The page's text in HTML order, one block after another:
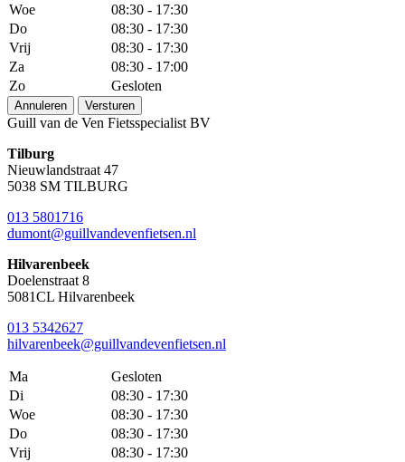
Woe
08:30 - 17:30
Do
08:30 - 17:30
Vrij
08:30 - 17:30
Za
08:30 - 17:00
Zo
Gesloten
Annuleren Versturen
Guill van de Ven Fietsspecialist BV
Tilburg
Nieuwlandstraat 47
5038 SM TILBURG
013 5801716
dumont@guillvandevenfietsen.nl
Hilvarenbeek
Doelenstraat 8
5081CL Hilvarenbeek
013 5342627
hilvarenbeek@guillvandevenfietsen.nl
Ma
Gesloten
Di
08:30 - 17:30
Woe
08:30 - 17:30
Do
08:30 - 17:30
Vrij
08:30 - 17:30